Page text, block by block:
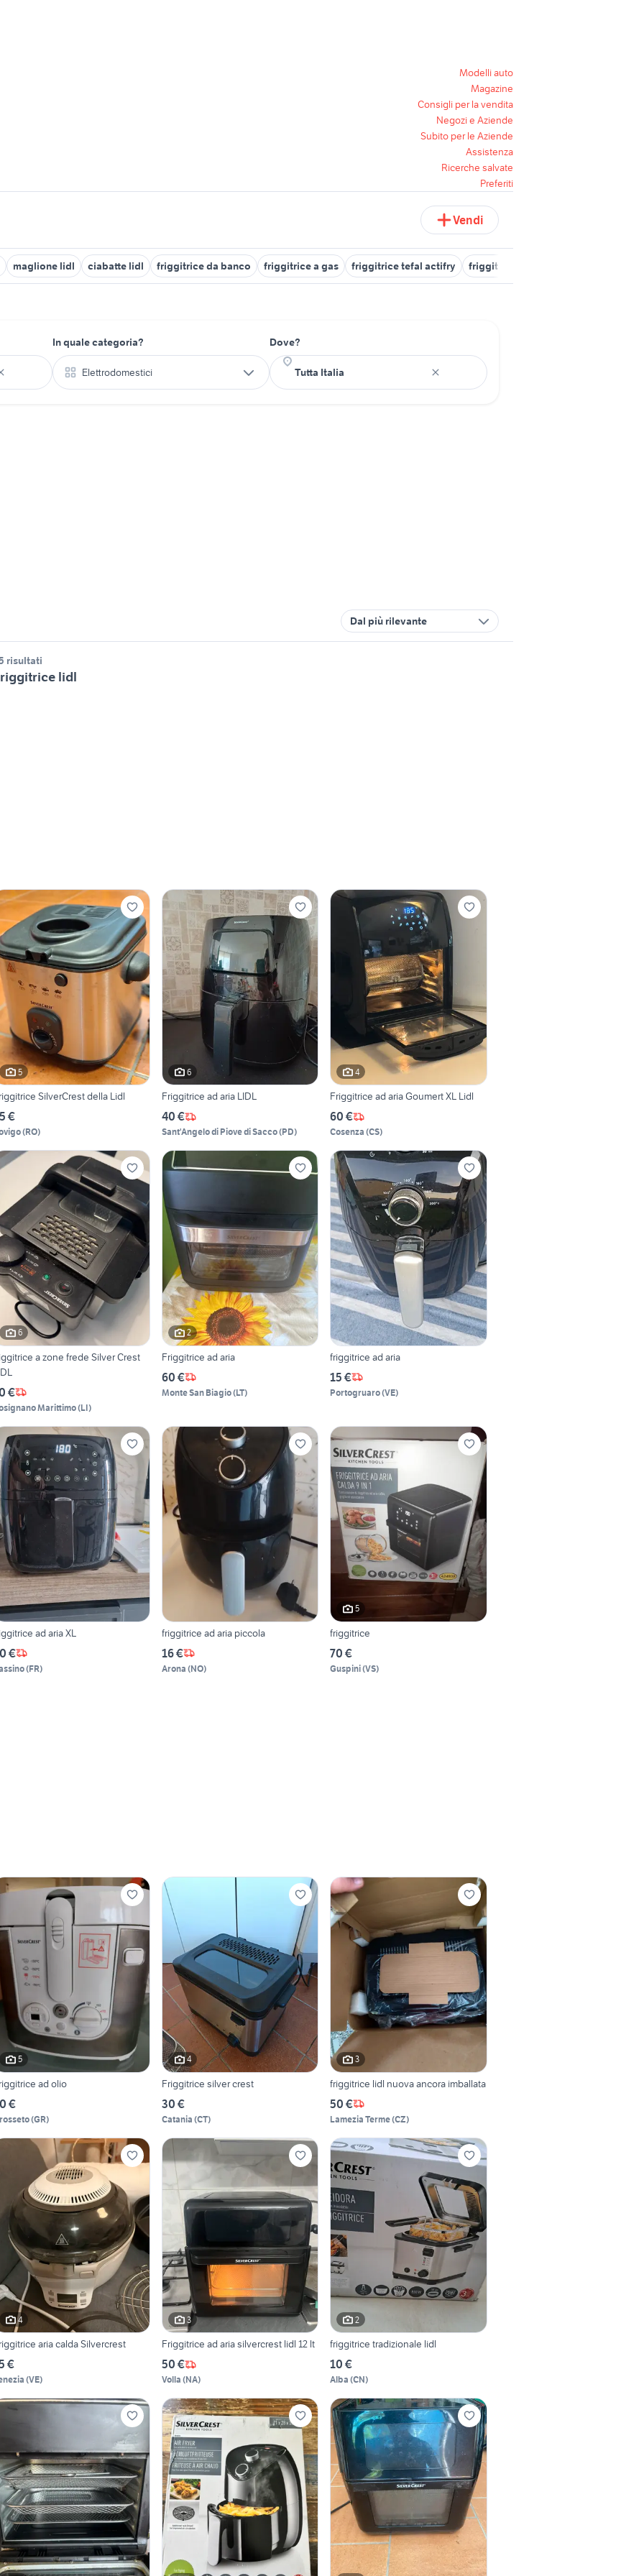
Modelli auto
Magazine
Consigli per la vendita
Negozi e Aziende
Subito per le Aziende
Assistenza
Ricerche salvate
Preferiti
Vendi
maglione lidl ciabatte lidl friggitrice da banco friggitrice a gas friggitrice tefal actifry friggitrice elettrodomestici
In quale categoria?
Elettrodomestici
Dove?
Dal più rilevante
risultati
lidl
5
SilverCrest della Lidl
€
(RO)
6
Friggitrice ad aria LIDL
40 €
Sant'Angelo di Piove di Sacco(PD)
4
Friggitrice ad aria Goumert XL Lidl
60 €
Cosenza (CS)
6
a zone frede Silver Crest
€
Marittimo(LI)
2
Friggitrice ad aria
60 €
Monte San Biagio(LT)
friggitrice ad aria
15 €
Portogruaro(VE)
ad aria XL
€
(FR)
friggitrice ad aria piccola
16 €
Arona (NO)
5
friggitrice
70 €
Guspini(VS)
5
ad olio
€
(GR)
4
Friggitrice silver crest
30 €
Catania (CT)
3
friggitrice lidl nuova ancora imballata
50 €
Lamezia Terme(CZ)
4
aria calda Silvercrest
€
(VE)
3
Friggitrice ad aria silvercrest lidl 12 lt
50 €
Volla (NA)
2
friggitrice tradizionale lidl
10 €
Alba (CN)